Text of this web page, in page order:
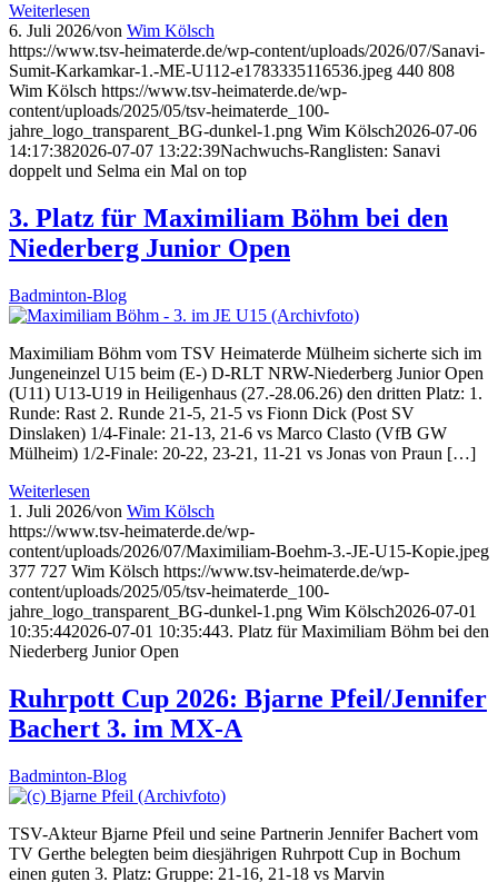
Weiterlesen
6. Juli 2026/von Wim Kölsch
https://www.tsv-heimaterde.de/wp-content/uploads/2026/07/Sanavi-
Sumit-Karkamkar-1.-ME-U112-e1783335116536.jpeg 440 808
Wim Kölsch https://www.tsv-heimaterde.de/wp-
content/uploads/2025/05/tsv-heimaterde_100-
jahre_logo_transparent_BG-dunkel-1.png Wim Kölsch2026-07-06
14:17:382026-07-07 13:22:39Nachwuchs-Ranglisten: Sanavi
doppelt und Selma ein Mal on top
3. Platz für Maximiliam Böhm bei den
Niederberg Junior Open
Badminton-Blog
Maximiliam Böhm vom TSV Heimaterde Mülheim sicherte sich im
Jungeneinzel U15 beim (E-) D-RLT NRW-Niederberg Junior Open
(U11) U13-U19 in Heiligenhaus (27.-28.06.26) den dritten Platz: 1.
Runde: Rast 2. Runde 21-5, 21-5 vs Fionn Dick (Post SV
Dinslaken) 1/4-Finale: 21-13, 21-6 vs Marco Clasto (VfB GW
Mülheim) 1/2-Finale: 20-22, 23-21, 11-21 vs Jonas von Praun […]
Weiterlesen
1. Juli 2026/von Wim Kölsch
https://www.tsv-heimaterde.de/wp-
content/uploads/2026/07/Maximiliam-Boehm-3.-JE-U15-Kopie.jpeg
377 727 Wim Kölsch https://www.tsv-heimaterde.de/wp-
content/uploads/2025/05/tsv-heimaterde_100-
jahre_logo_transparent_BG-dunkel-1.png Wim Kölsch2026-07-01
10:35:442026-07-01 10:35:443. Platz für Maximiliam Böhm bei den
Niederberg Junior Open
Ruhrpott Cup 2026: Bjarne Pfeil/Jennifer
Bachert 3. im MX-A
Badminton-Blog
TSV-Akteur Bjarne Pfeil und seine Partnerin Jennifer Bachert vom
TV Gerthe belegten beim diesjährigen Ruhrpott Cup in Bochum
einen guten 3. Platz: Gruppe: 21-16, 21-18 vs Marvin